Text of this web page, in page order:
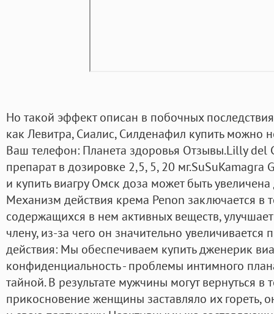
Но такой эффект описан в побочных
как Левитра, Сиалис, Силденафил купить можно
Ваш телефон: Планета здоровья Отзывы.Lilly del
препарат в дозировке 2,5, 5, 20 мг.SuSuKamagra
и купить виагру Омск доза может быть
Механизм действия крема Penon заключается в
содержащихся в нем активных веществ,
члену, из-за чего он значительно
действия: Мы обеспечиваем купить дженерик
конфиденциальность - проблемы интимного
тайной. В результате мужчины могут вернуться в
прикосновение женщины заставляло их гореть,